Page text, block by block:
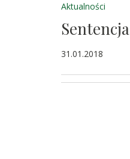
Aktualności
Sentencja
31.01.2018